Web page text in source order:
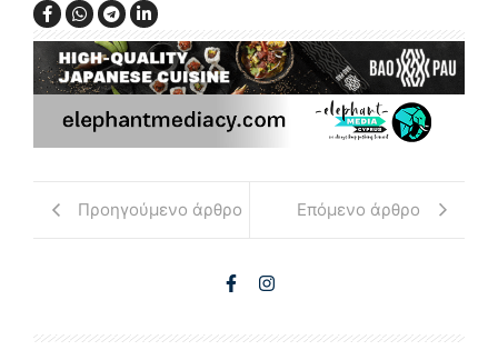
Προηγούμενο άρθρο Επόμενο άρθρο